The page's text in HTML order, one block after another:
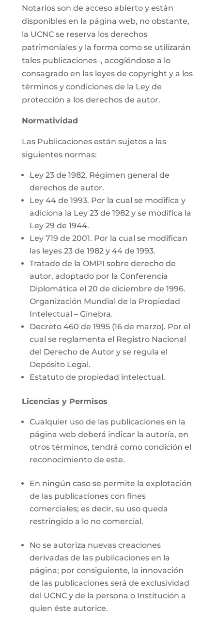
Notarios son de acceso abierto y están
disponibles en la página web, no obstante,
la UCNC se reserva los derechos
patrimoniales y la forma como se utilizarán
tales publicaciones–, acogiéndose a lo
consagrado en las leyes de copyright y a los
términos y condiciones de la Ley de
protección a los derechos de autor.
Normatividad
Las Publicaciones están sujetos a las
siguientes normas:
Ley 23 de 1982. Régimen general de
derechos de autor.
Ley 44 de 1993. Por la cual se modifica y
adiciona la Ley 23 de 1982 y se modifica la
Ley 29 de 1944.
Ley 719 de 2001. Por la cual se modifican
las leyes 23 de 1982 y 44 de 1993.
Tratado de la OMPI sobre derecho de
autor, adoptado por la Conferencia
Diplomática el 20 de diciembre de 1996.
Organización Mundial de la Propiedad
Intelectual – Ginebra.
Decreto 460 de 1995 (16 de marzo). Por el
cual se reglamenta el Registro Nacional
del Derecho de Autor y se regula el
Depósito Legal.
Estatuto de propiedad intelectual.
Licencias y Permisos
Cualquier uso de las publicaciones en la
página web deberá indicar la autoría, en
otros términos, tendrá como condición el
reconocimiento de este.
En ningún caso se permite la explotación
de las publicaciones con fines
comerciales; es decir, su uso queda
restringido a lo no comercial.
No se autoriza nuevas creaciones
derivadas de las publicaciones en la
página; por consiguiente, la innovación
de las publicaciones será de exclusividad
del UCNC y de la persona o Institución a
quien éste autorice.